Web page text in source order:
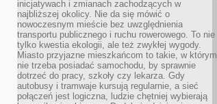
inicjatywach i zmianach zachodzących w
najbliższej okolicy. Nie da się mówić o
nowoczesnym mieście bez uwzględnienia
transportu publicznego i ruchu rowerowego. To nie
tylko kwestia ekologii, ale też zwykłej wygody.
Miasto przyjazne mieszkańcom to takie, w którym
nie trzeba posiadać samochodu, by sprawnie
dotrzeć do pracy, szkoły czy lekarza. Gdy
autobusy i tramwaje kursują regularnie, a sieć
połączeń jest logiczna, ludzie chętniej wybierają